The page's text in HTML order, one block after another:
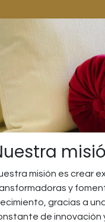
misión es crear
y
gracias a
de innovación